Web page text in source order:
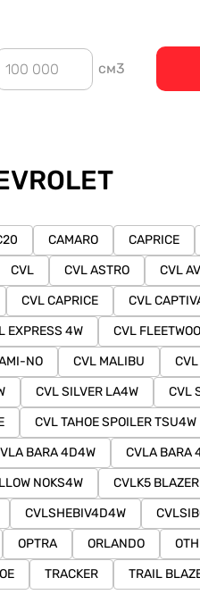
см3
CAMARO CAPRICE
CVL CVL ASTRO CVL
CVL CAPRICE CVL
EXPRESS 4W CVL
NO CVL MALIBU CVL
CVL SILVER LA4W CVL
CVL TAHOE SPOILER TSU4W
BARA 4D4W CVLA BARA
NOKS4W CVLK5 BLAZER
CVLSHEBIV4D4W
OPTRA ORLANDO
TRACKER TRAIL